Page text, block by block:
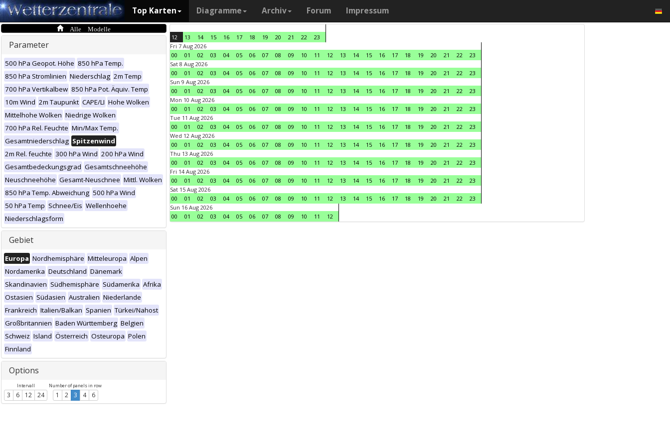
Top Karten Diagramme Archiv Forum Impressum
Alle Modelle
Parameter
500 hPa Geopot. Höhe 850 hPa Temp.
850 hPa Stromlinien Niederschlag 2m Temp
700 hPa Vertikalbew 850 hPa Pot. Äquiv. Temp
10m Wind 2m Taupunkt CAPE/LI Hohe Wolken
Mittelhohe Wolken Niedrige Wolken
700 hPa Rel. Feuchte Min/Max Temp.
Gesamtniederschlag Spitzenwind
2m Rel. feuchte 300 hPa Wind 200 hPa Wind
Gesamtbedeckungsgrad Gesamtschneehöhe
Neuschneehöhe Gesamt-Neuschnee Mittl. Wolken
850 hPa Temp. Abweichung 500 hPa Wind
50 hPa Temp Schnee/Eis Wellenhoehe
Niederschlagsform
Gebiet
Europa Nordhemisphäre Mitteleuropa Alpen
Nordamerika Deutschland Dänemark
Skandinavien Südhemisphäre Südamerika Afrika
Ostasien Südasien Australien Niederlande
Frankreich Italien/Balkan Spanien Türkei/Nahost
Großbritannien Baden Württemberg Belgien
Schweiz Island Österreich Osteuropa Polen
Finnland
Options
Intervall
3 6 12 24
Number of panels in row
1 2 3 4 6
12 13 14 15 16 17 18 19 20 21 22
23
Fri 7 Aug 2026
00
01 02 03 04 05 06 07 08 09 10 11 12 13 14 15 16 17 18 19 20 21 22
23
Sat 8 Aug 2026
00
01 02 03 04 05 06 07 08 09 10 11 12 13 14 15 16 17 18 19 20 21 22
23
Sun 9 Aug 2026
00
01 02 03 04 05 06 07 08 09 10 11 12 13 14 15 16 17 18 19 20 21 22
23
Mon 10 Aug 2026
00
01 02 03 04 05 06 07 08 09 10 11 12 13 14 15 16 17 18 19 20 21 22
23
Tue 11 Aug 2026
00
01 02 03 04 05 06 07 08 09 10 11 12 13 14 15 16 17 18 19 20 21 22
23
Wed 12 Aug 2026
00
01 02 03 04 05 06 07 08 09 10 11 12 13 14 15 16 17 18 19 20 21 22
23
Thu 13 Aug 2026
00
01 02 03 04 05 06 07 08 09 10 11 12 13 14 15 16 17 18 19 20 21 22
23
Fri 14 Aug 2026
00
01 02 03 04 05 06 07 08 09 10 11 12 13 14 15 16 17 18 19 20 21 22
23
Sat 15 Aug 2026
00
01 02 03 04 05 06 07 08 09 10 11 12 13 14 15 16 17 18 19 20 21 22
23
Sun 16 Aug 2026
00
01 02 03 04 05 06 07 08 09 10 11 12